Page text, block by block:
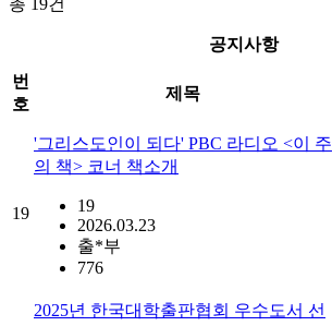
총 19건
공지사항
번
호
제목
19
'그리스도인이 되다' PBC 라디오 <이 주
의 책> 코너 책소개
19
2026.03.23
출*부
776
2025년 한국대학출판협회 우수도서 선